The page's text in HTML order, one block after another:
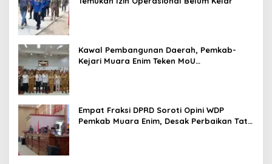
Kawal Pembangunan Daerah, Pemkab-
Kejari Muara Enim Teken MoU
Empat Fraksi DPRD Soroti Opini WDP
Pemkab Muara Enim, Desak Perbaikan Tata